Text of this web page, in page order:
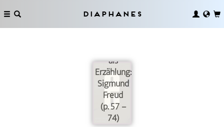
Diaphanes
als
Erzählung:
Sigmund
Freud
(p. 57 –
74)